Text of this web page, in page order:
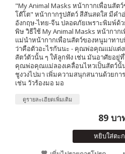
"My Animal Masks หน้ากากเพื่อนสัต
โต๊โต" หน้ากากรูปสัตว์ สีสันสดใส มีคำ
อังกฤษ-ไทย-จีน ปลอดภัยเพราะพิมพ์ด้
พิษ วิธีใช้ My Animal Masks หน้ากา
แม่นำหน้ากากเพื่อนสัตว์ของหนูมาทา
ว่าคือตัวอะไรกันนะ - คุณพ่อคุณแม่แต่งเ
สัตว์ตัวนั้น ๆ ให้ลูกฟัง เช่น มันอาศัยอยู่
คุณพ่อคุณแม่ลองเคลื่อนไหวเป็นสัตว์นั้น
ชูงวงไปมา เพิ่มความสนุกสนานด้วยกา
เช่น วัวร้องมอ มอ
ดูรายละเอียดเพิ่มเติม
89 บา
หยิบใส่ตะ